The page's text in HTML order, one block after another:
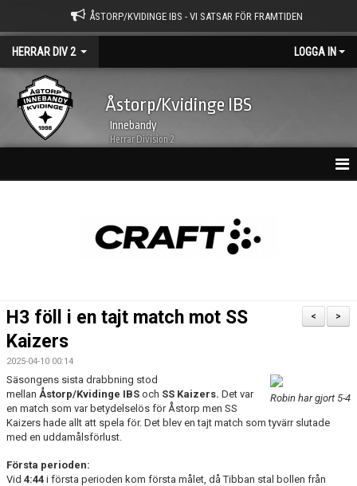
ÅSTORP/KVIDINGE IBS - VI SATSAR FÖR FRAMTIDEN
HERRAR DIV 2 LOGGA IN
Åstorp/Kvidinge IBS
Innebandy
Herrar Division 2
TRUPPEN
BILDGALLERI
DOKUMENT
KONTAKT
>
<
H3 föll i en tajt match mot SS
Kaizers
2025-04-10 00:14
Robin har gjort 5-4
Säsongens sista drabbning stod
mellan Åstorp/Kvidinge IBS och SS Kaizers. Det var
en match som var betydelselös för Åstorp men SS
Kaizers hade allt att spela för. Det blev en tajt match som tyvärr slutade
med en uddamålsförlust.
Första perioden:
Vid 4:44 i första perioden kom första målet, då Tibban stal bollen från